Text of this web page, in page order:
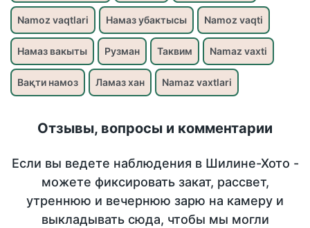
Namoz vaqtlari Намаз убактысы Namoz vaqti
Намаз вакыты Рузман Таквим Namaz vaxti
Вақти намоз Ламаз хан Namaz vaxtlari
Отзывы, вопросы и комментарии
Если вы ведете наблюдения в Шилине-Хото -
можете фиксировать закат, рассвет,
утреннюю и вечернюю зарю на камеру и
выкладывать сюда, чтобы мы могли